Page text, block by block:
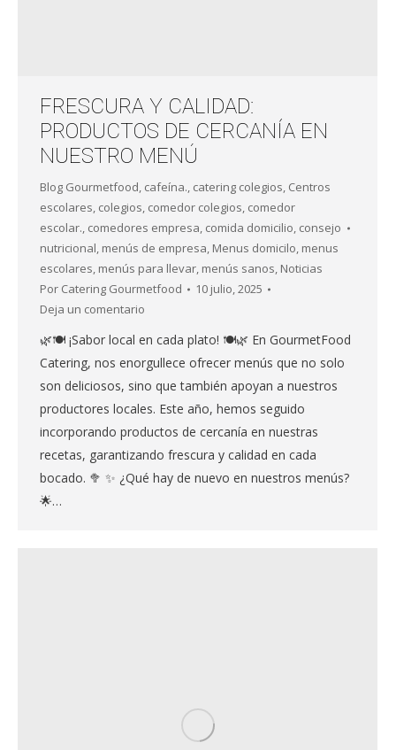
FRESCURA Y CALIDAD:
PRODUCTOS DE CERCANÍA EN
NUESTRO MENÚ
Blog Gourmetfood, cafeína., catering colegios, Centros
escolares, colegios, comedor colegios, comedor
escolar., comedores empresa, comida domicilio, consejo
nutricional, menús de empresa, Menus domicilo, menus
escolares, menús para llevar, menús sanos, Noticias
Por Catering Gourmetfood
10 julio, 2025
Deja un comentario
🌿🍽️ ¡Sabor local en cada plato! 🍽️🌿 En GourmetFood
Catering, nos enorgullece ofrecer menús que no solo
son deliciosos, sino que también apoyan a nuestros
productores locales. Este año, hemos seguido
incorporando productos de cercanía en nuestras
recetas, garantizando frescura y calidad en cada
bocado. 🥦 ✨ ¿Qué hay de nuevo en nuestros menús?
🌟…